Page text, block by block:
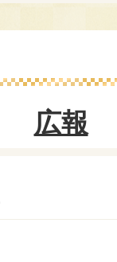
広報